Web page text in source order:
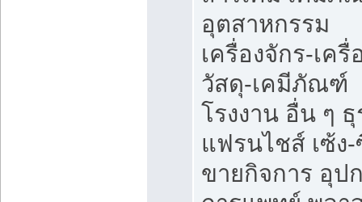
อุตสาหกรรม
เครื่องจักร-เครื่
วัสดุ-เคมีภัณฑ์
โรงงาน อื่น ๆ
แฟรนไชส์ เซ้ง
ขายกิจการ อุป